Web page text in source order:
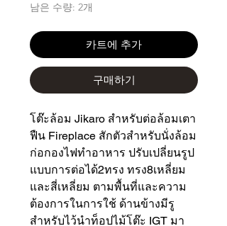
남은 수량: 2개
카트에 추가
구매하기
โต๊ะล้อม Jikaro สำหรับต่อล้อมเตา
ฟืน Fireplace สักตัวสำหรับนั่งล้อม
ก่อกองไฟทำอาหาร ปรับเปลี่ยนรูป
แบบการต่อได้2ทรง ทรง8เหลี่ยม
และสี่เหลี่ยม ตามพื้นที่และความ
ต้องการในการใช้ ด้านข้างมีรู
สำหรับไว้นำท็อปไม้โต๊ะ IGT มา